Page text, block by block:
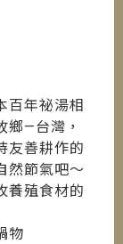
百年祕湯相
鄉—台灣，
友善耕作的
然節氣吧～
養殖食材的
物